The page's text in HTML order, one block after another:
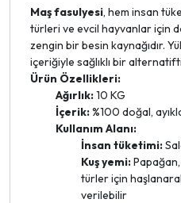
Maş fasulyesi, hem insan
türleri ve evcil hayvanlar için
zengin bir besin kaynağıdır.
içeriğiyle sağlıklı bir
Ürün Özellikleri:
Ağırlık:10 KG
İçerik:%100 doğal,
Kullanım Alanı:
İnsan tüketimi:
Kuş yemi:
türler için
verilebilir